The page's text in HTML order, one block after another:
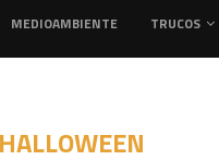
MEDIOAMBIENTE TRUCOS
HALLOWEEN